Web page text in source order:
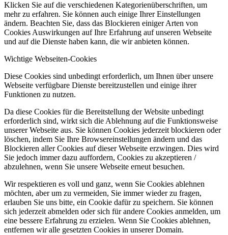
Klicken Sie auf die verschiedenen Kategorienüberschriften, um
mehr zu erfahren. Sie können auch einige Ihrer Einstellungen
ändern. Beachten Sie, dass das Blockieren einiger Arten von
Cookies Auswirkungen auf Ihre Erfahrung auf unseren Webseite
und auf die Dienste haben kann, die wir anbieten können.
Wichtige Webseiten-Cookies
Diese Cookies sind unbedingt erforderlich, um Ihnen über unsere
Webseite verfügbare Dienste bereitzustellen und einige ihrer
Funktionen zu nutzen.
Da diese Cookies für die Bereitstellung der Website unbedingt
erforderlich sind, wirkt sich die Ablehnung auf die Funktionsweise
unserer Webseite aus. Sie können Cookies jederzeit blockieren oder
löschen, indem Sie Ihre Browsereinstellungen ändern und das
Blockieren aller Cookies auf dieser Webseite erzwingen. Dies wird
Sie jedoch immer dazu auffordern, Cookies zu akzeptieren /
abzulehnen, wenn Sie unsere Webseite erneut besuchen.
Wir respektieren es voll und ganz, wenn Sie Cookies ablehnen
möchten, aber um zu vermeiden, Sie immer wieder zu fragen,
erlauben Sie uns bitte, ein Cookie dafür zu speichern. Sie können
sich jederzeit abmelden oder sich für andere Cookies anmelden, um
eine bessere Erfahrung zu erzielen. Wenn Sie Cookies ablehnen,
entfernen wir alle gesetzten Cookies in unserer Domain.